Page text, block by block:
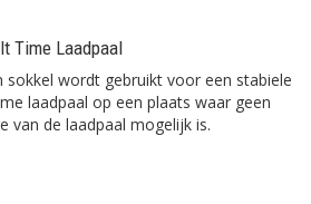
Time Laadpaal
sokkel wordt gebruikt voor een stabiele
laadpaal op een plaats waar geen
van de laadpaal mogelijk is.